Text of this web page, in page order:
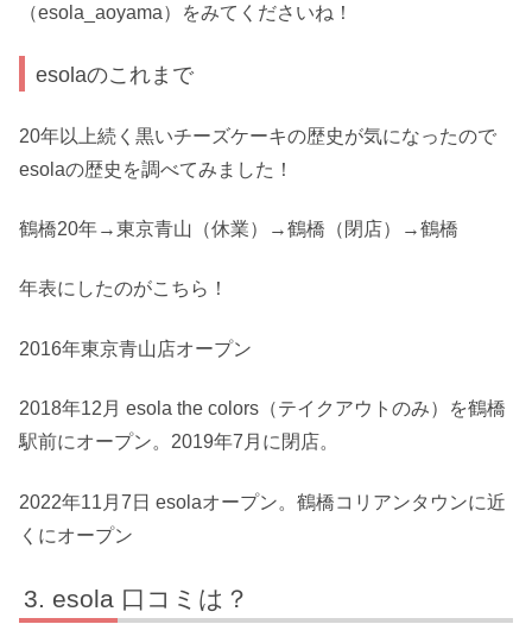
（esola_aoyama）をみてくださいね！
esolaのこれまで
20年以上続く黒いチーズケーキの歴史が気になったので
esolaの歴史を調べてみました！
鶴橋20年→東京青山（休業）→鶴橋（閉店）→鶴橋
年表にしたのがこちら！
2016年東京青山店オープン
2018年12月 esola the colors（テイクアウトのみ）を鶴橋
駅前にオープン。2019年7月に閉店。
2022年11月7日 esolaオープン。鶴橋コリアンタウンに近
くにオープン
esola 口コミは？